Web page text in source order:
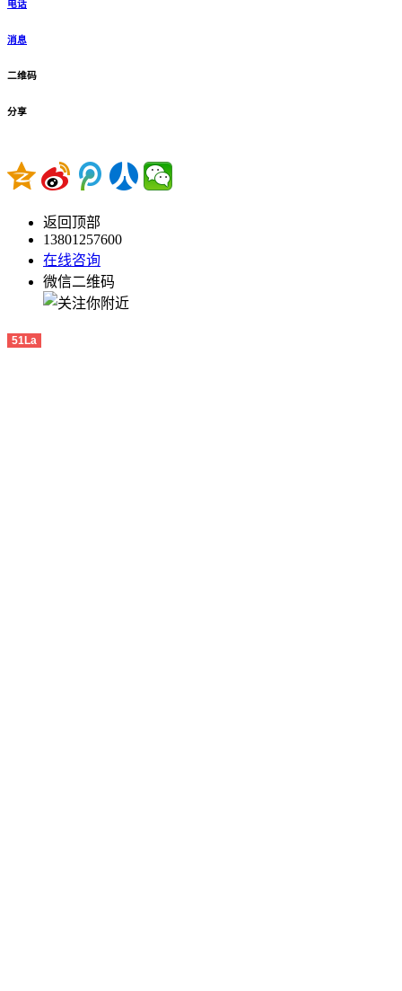
电话
消息
二维码
分享
返回顶部
13801257600
在线咨询
微信二维码
51La